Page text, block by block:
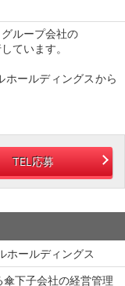
ループ会社の
ています。
ホールディングスから
TEL応募
ホールディングス
下子会社の経営管理